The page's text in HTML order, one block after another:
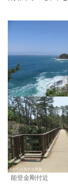
能登金剛付近